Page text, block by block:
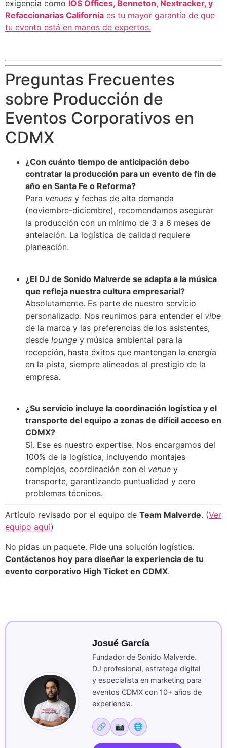
exigencia como IOS Offices, Benneton, Nextracker, y
Refaccionarias California es tu mayor garantía de que
tu evento está en manos de expertos.
Preguntas Frecuentes
sobre Producción de
Eventos Corporativos en
CDMX
¿Con cuánto tiempo de anticipación debo
contratar la producción para un evento de fin de
año en Santa Fe o Reforma?
Para venues y fechas de alta demanda
(noviembre-diciembre), recomendamos asegurar
la producción con un mínimo de 3 a 6 meses de
antelación. La logística de calidad requiere
planeación.
¿El DJ de Sonido Malverde se adapta a la música
que refleja nuestra cultura empresarial?
Absolutamente. Es parte de nuestro servicio
personalizado. Nos reunimos para entender el vibe
de la marca y las preferencias de los asistentes,
desde lounge y música ambiental para la
recepción, hasta éxitos que mantengan la energía
en la pista, siempre alineados al prestigio de la
empresa.
¿Su servicio incluye la coordinación logística y el
transporte del equipo a zonas de difícil acceso en
CDMX?
Sí. Ese es nuestro expertise. Nos encargamos del
100% de la logística, incluyendo montajes
complejos, coordinación con el venue y
transporte, garantizando puntualidad y cero
problemas técnicos.
Artículo revisado por el equipo de Team Malverde. (Ver
equipo aquí)
No pidas un paquete. Pide una solución logística.
Contáctanos hoy para diseñar la experiencia de tu
evento corporativo High Ticket en CDMX.
Josué García
Fundador de Sonido Malverde.
DJ profesional, estratega digital
y especialista en marketing para
eventos CDMX con 10+ años de
experiencia.
🔗 📷 🌐